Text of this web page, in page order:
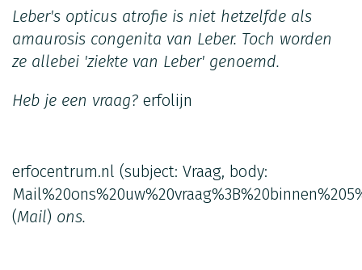
Leber's opticus atrofie is niet hetzelfde als
amaurosis congenita van Leber. Toch worden
ze allebei 'ziekte van Leber' genoemd.
Heb je een vraag? erfolijn
erfocentrum.nl (subject: Vraag, body:
(Mail) ons.